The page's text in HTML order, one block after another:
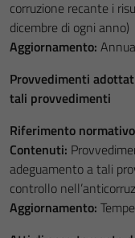
corruzione recante i
dicembre di ogni anno)
Aggiornamento:
Provvedimenti
tali provvedimenti
Riferimento
Contenuti:
adeguamento a tali
controllo
Aggiornamento: